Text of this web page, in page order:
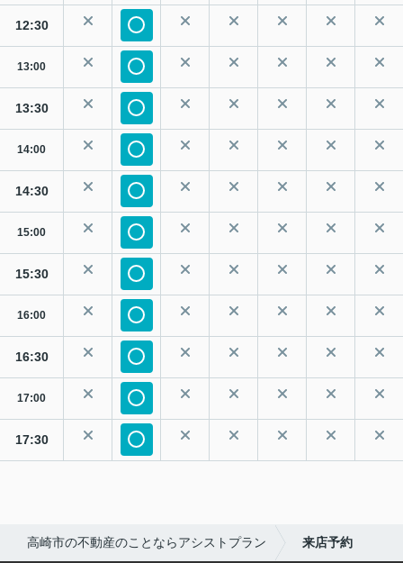
12:30
13:00
13:30
14:00
14:30
15:00
15:30
16:00
16:30
17:00
17:30
高崎市の不動産のことならアシストプラン 来店予約